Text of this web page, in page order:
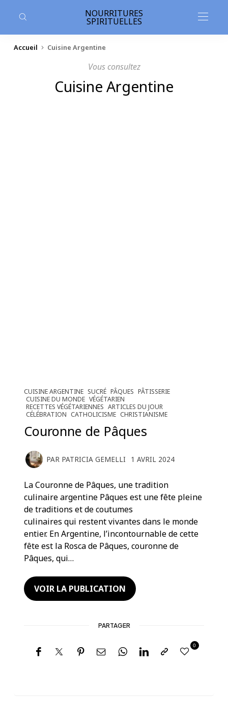
principal
NOURRITURES
SPIRITUELLES
Accueil Cuisine Argentine
Vous consultez
Cuisine Argentine
CUISINE ARGENTINE SUCRÉ PÂQUES PÂTISSERIE
CUISINE DU MONDE VÉGÉTARIEN
RECETTES VÉGÉTARIENNES ARTICLES DU JOUR
CÉLÉBRATION CATHOLICISME CHRISTIANISME
Couronne de Pâques
PAR PATRICIA GEMELLI 1 AVRIL 2024
La Couronne de Pâques, une tradition
culinaire argentine Pâques est une fête pleine
de traditions et de coutumes
culinaires qui restent vivantes dans le monde
entier. En Argentine, l’incontournable de cette
fête est la Rosca de Pâques, couronne de
Pâques, qui…
VOIR LA PUBLICATION
PARTAGER
0